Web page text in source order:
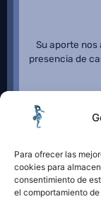
Para ofrecer las
cookies para
consentimiento de
el comportamiento
Su aporte
presencia de